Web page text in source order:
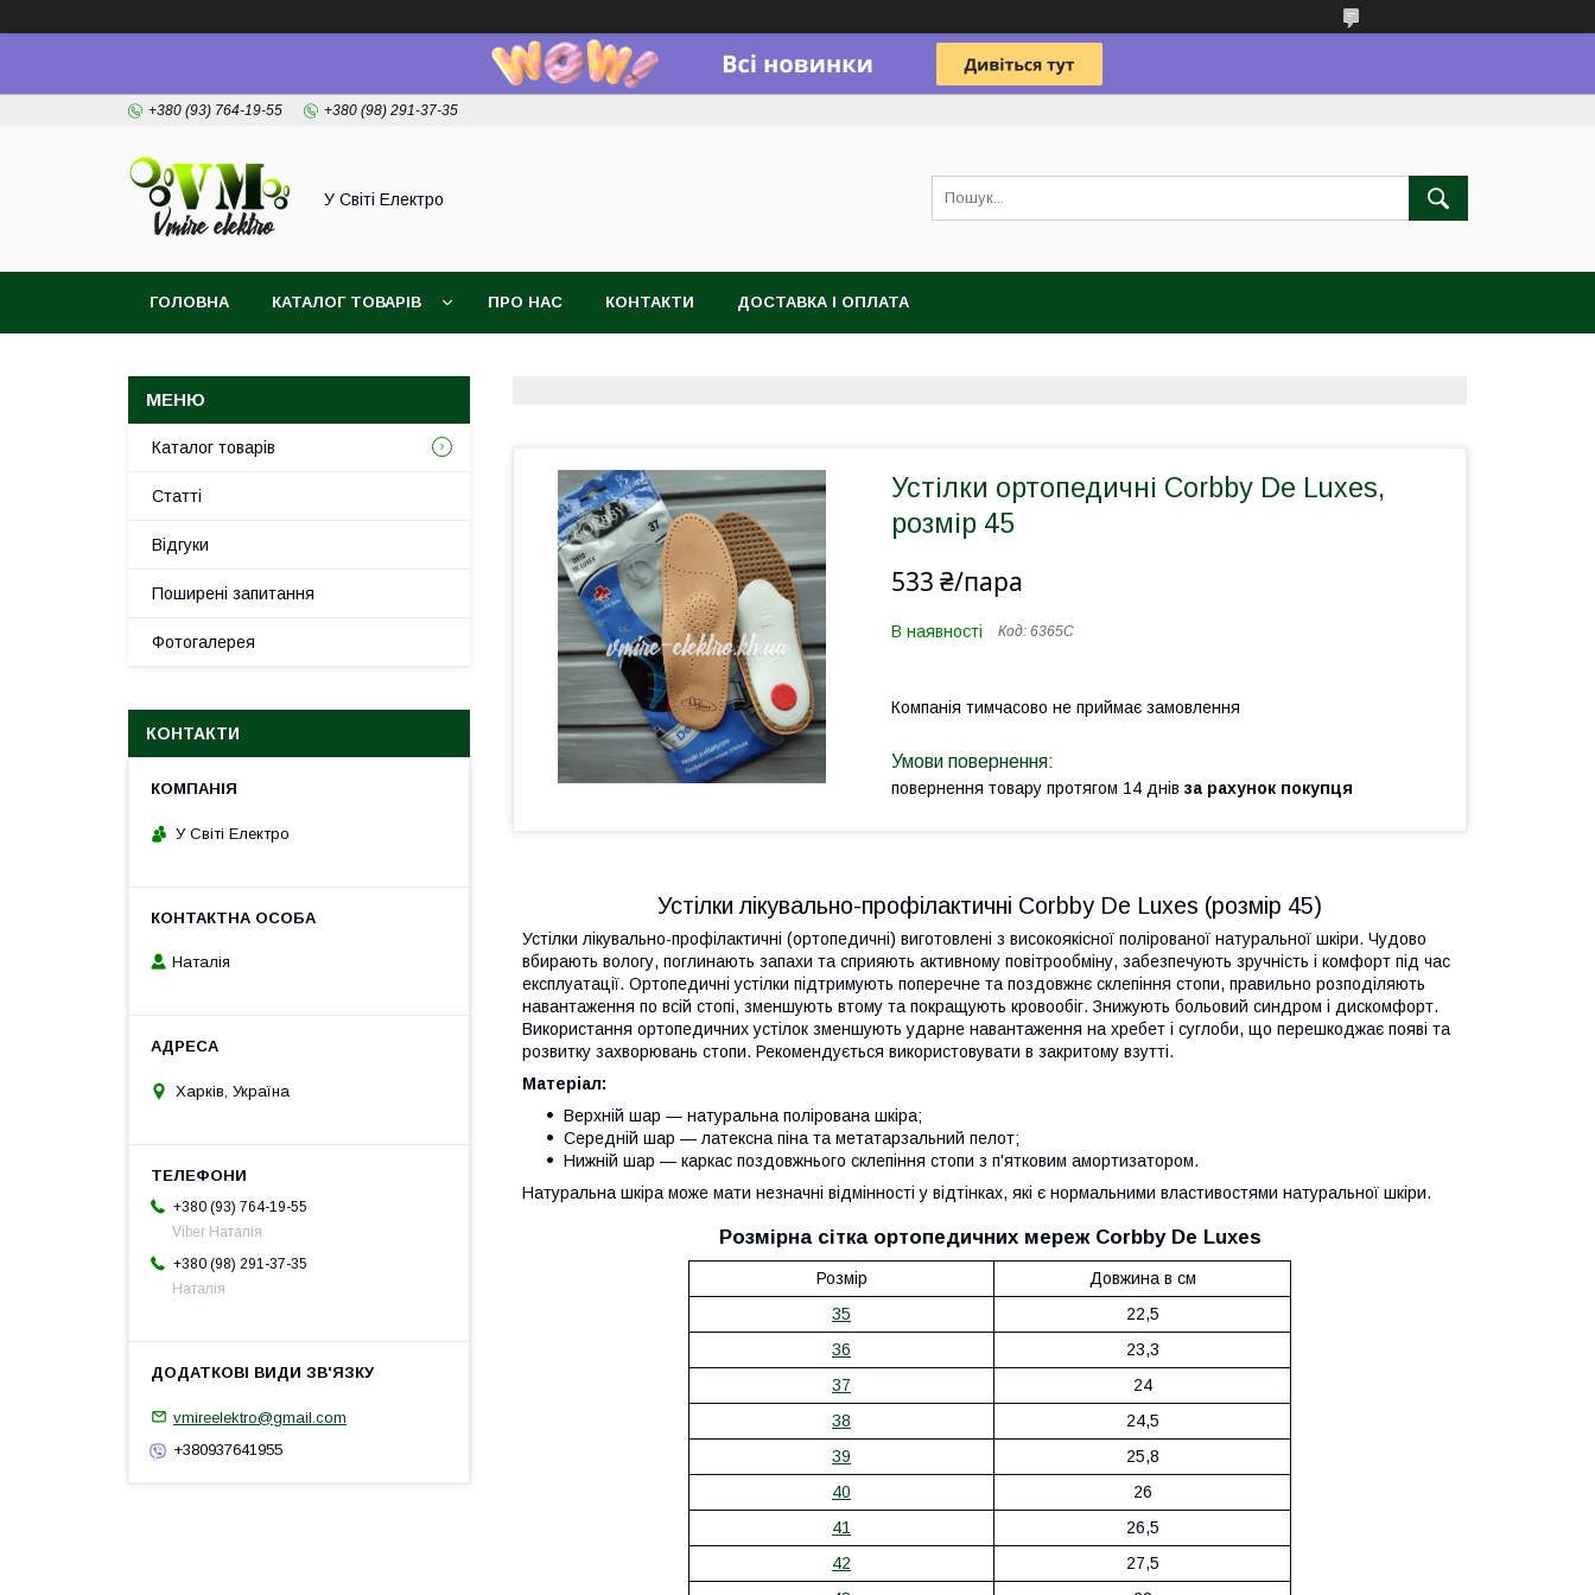
+380 (93) 764-19-55 +380 (98) 291-37-35
У Світі Електро
ГОЛОВНА КАТАЛОГ ТОВАРІВ ПРО НАС КОНТАКТИ ДОСТАВКА І ОПЛАТА
Устілки ортопедичні Corbby De Luxes,
розмір 45
533 ₴/пара
В наявності Код: 6365C
Компанія тимчасово не приймає замовлення
повернення товару протягом 14 днів за рахунок покупця
Устілки лікувально-профілактичні Corbby De Luxes (розмір 45)
Устілки лікувально-профілактичні (ортопедичні) виготовлені з високоякісної полірованої натуральної шкіри. Чудово
вбирають вологу, поглинають запахи та сприяють активному повітрообміну, забезпечують зручність і комфорт під час
експлуатації. Ортопедичні устілки підтримують поперечне та поздовжнє склепіння стопи, правильно розподіляють
навантаження по всій стопі, зменшують втому та покращують кровообіг. Знижують больовий синдром і дискомфорт.
Використання ортопедичних устілок зменшують ударне навантаження на хребет і суглоби, що перешкоджає появі та
розвитку захворювань стопи. Рекомендується використовувати в закритому взутті.
Матеріал:
Верхній шар — натуральна полірована шкіра;
Середній шар — латексна піна та метатарзальний пелот;
Нижній шар — каркас поздовжнього склепіння стопи з п'ятковим амортизатором.
Натуральна шкіра може мати незначні відмінності у відтінках, які є нормальними властивостями натуральної шкіри.
Розмірна сітка ортопедичних мереж Corbby De Luxes
Розмір
Довжина в см
35
22,5
36
23,3
37
24
38
24,5
39
25,8
40
26
41
26,5
42
27,5
Каталог товарів
Статті
Відгуки
Поширені запитання
Фотогалерея
КОНТАКТИ
У Світі Електро
Наталія
Харків, Україна
+380 (93) 764-19-55
Viber Наталія
+380 (98) 291-37-35
Наталія
vmireelektro@gmail.com
+380937641955